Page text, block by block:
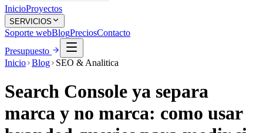
InicioProyectos
SERVICIOS
Soporte webBlogPreciosContacto
Presupuesto
Inicio Blog SEO & Analitica
Search Console ya separa
marca y no marca: como usar